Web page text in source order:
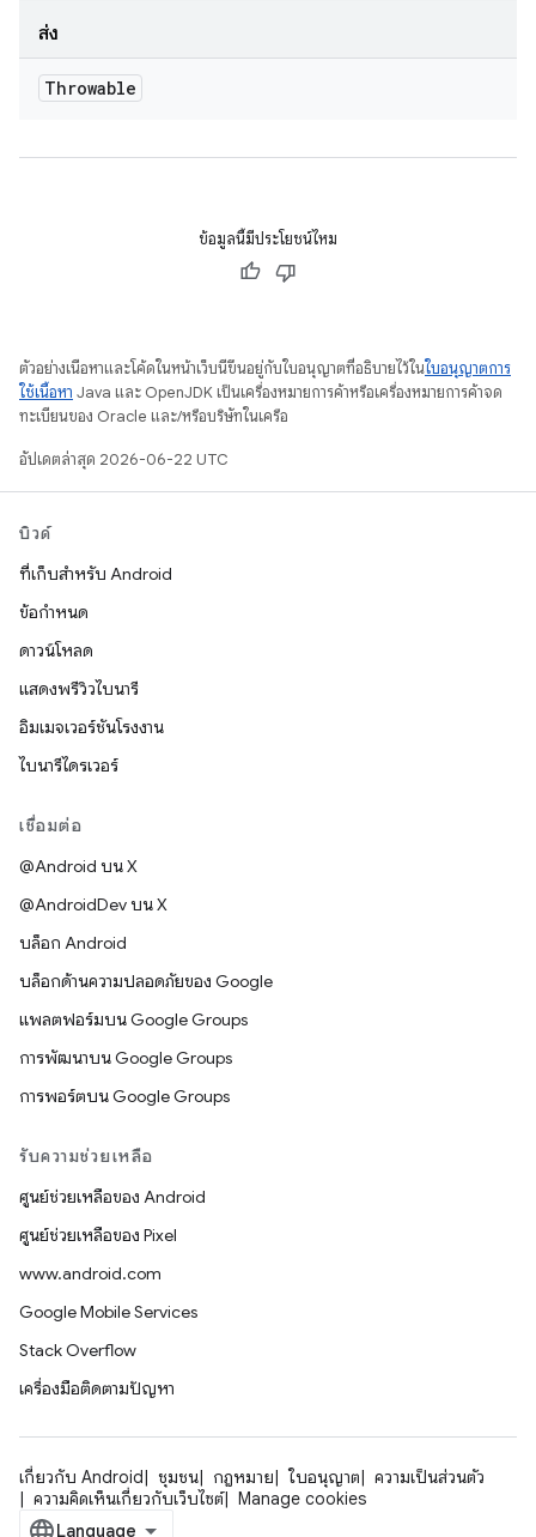
ส่ง
Throwable
ข้อมูลนี้มีประโยชน์ไหม
ตัวอย่างเนื้อหาและโค้ดในหน้าเว็บนี้ขึ้นอยู่กับใบอนุญาตที่อธิบายไว้ในใบอนุญาตการ
ใช้เนื้อหา Java และ OpenJDK เป็นเครื่องหมายการค้าหรือเครื่องหมายการค้าจด
ทะเบียนของ Oracle และ/หรือบริษัทในเครือ
อัปเดตล่าสุด 2026-06-22 UTC
บิวด์
ที่เก็บสำหรับ Android
ข้อกำหนด
ดาวน์โหลด
แสดงพรีวิวไบนารี
อิมเมจเวอร์ชันโรงงาน
ไบนารีไดรเวอร์
เชื่อมต่อ
@Android บน X
@AndroidDev บน X
บล็อก Android
บล็อกด้านความปลอดภัยของ Google
แพลตฟอร์มบน Google Groups
การพัฒนาบน Google Groups
การพอร์ตบน Google Groups
รับความช่วยเหลือ
ศูนย์ช่วยเหลือของ Android
ศูนย์ช่วยเหลือของ Pixel
www.android.com
Google Mobile Services
Stack Overflow
เครื่องมือติดตามปัญหา
เกี่ยวกับ Android ชุมชน กฎหมาย ใบอนุญาต
ความเป็นส่วนตัว
ความคิดเห็นเกี่ยวกับเว็บไซต์
Manage cookies